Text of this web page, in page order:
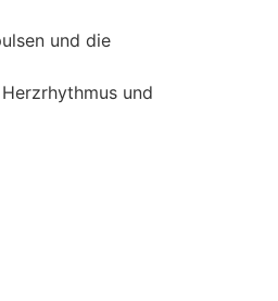
und die
und